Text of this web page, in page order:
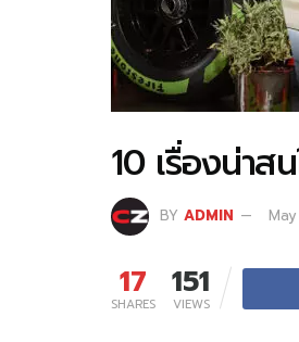
10 เรื่องน่า
BY ADMIN
17
SHARES
151
VIEWS